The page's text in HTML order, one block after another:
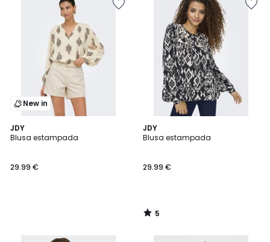
New in
JDY
Blusa estampada
€.
29.99 €
JDY
Blusa estampada
29.99 €
5
/
5
/